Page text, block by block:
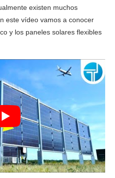
existen muchos
este vídeo vamos a conocer
y los paneles solares flexibles